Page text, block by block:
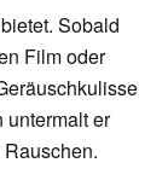
Sobald
Film oder
er